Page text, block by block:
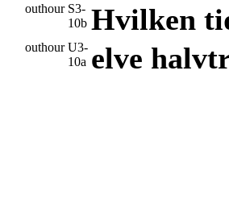
outhour S3-
10b Hvilken
outhour U3-
10a elve